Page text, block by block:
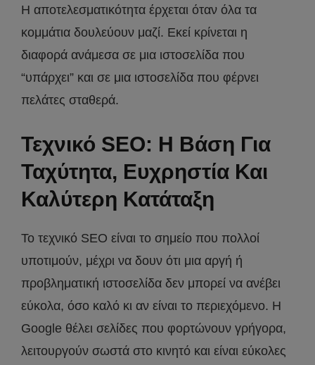
Η αποτελεσματικότητα έρχεται όταν όλα τα
κομμάτια δουλεύουν μαζί. Εκεί κρίνεται η
διαφορά ανάμεσα σε μια ιστοσελίδα που
“υπάρχει” και σε μια ιστοσελίδα που φέρνει
πελάτες σταθερά.
Τεχνικό SEO: Η Βάση Για
Ταχύτητα, Ευχρηστία Και
Καλύτερη Κατάταξη
Το τεχνικό SEO είναι το σημείο που πολλοί
υποτιμούν, μέχρι να δουν ότι μια αργή ή
προβληματική ιστοσελίδα δεν μπορεί να ανέβει
εύκολα, όσο καλό κι αν είναι το περιεχόμενο. Η
Google θέλει σελίδες που φορτώνουν γρήγορα,
λειτουργούν σωστά στο κινητό και είναι εύκολες